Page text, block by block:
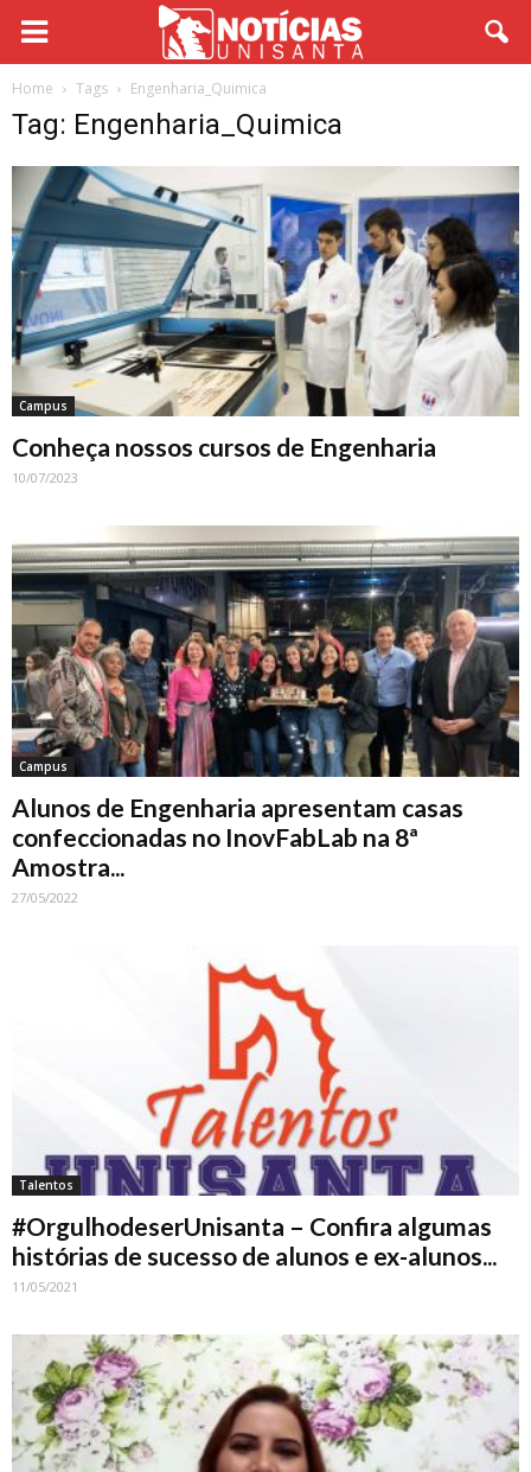
Home Tags Engenharia_Quimica
Tag: Engenharia_Quimica
Campus
Conheça nossos cursos de Engenharia
10/07/2023
Campus
Alunos de Engenharia apresentam casas
confeccionadas no InovFabLab na 8ª
Amostra...
27/05/2022
Talentos
#OrgulhodeserUnisanta – Confira algumas
histórias de sucesso de alunos e ex-alunos...
11/05/2021